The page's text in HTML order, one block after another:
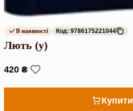
В наявності Код: 9786175221044
Лють (у)
420 ₴
Купити